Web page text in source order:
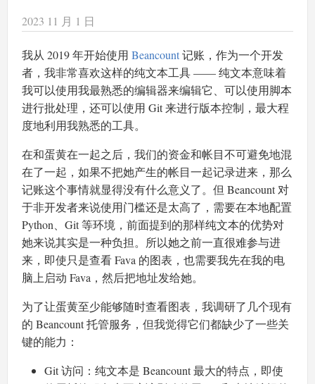
2023 11 月 1 日
我从 2019 年开始使用 Beancount记账，作为一个开发
者，我非常喜欢这样的纯文本工具 —— 纯文本意味着
我可以使用我最熟悉的编辑器来编辑它、可以使用脚本
进行批处理，还可以使用 Git 来进行版本控制，最大程
度地利用我熟悉的工具。
在和蛋黄在一起之后，我们的资金和帐目不可避免地混
在了一起，如果不把她产生的帐目一起记录进来，那么
记账这个事情就显得没有什么意义了。但 Beancount 对
于非开发者来说使用门槛还是太高了，需要在本地配置
Python、Git 等环境，前面提到的那样纯文本的优势对
她来说其实是一种负担。所以她之前一直很难参与进
来，即使只是查看 Fava 的图表，也需要我先在我的电
脑上启动 Fava，然后把地址发给她。
为了让蛋黄至少能够随时查看图表，我调研了几个现有
的 Beancount 托管服务，但我觉得它们都缺少了一些关
键的能力：
Git 访问：纯文本是 Beancount 最大的特点，即使